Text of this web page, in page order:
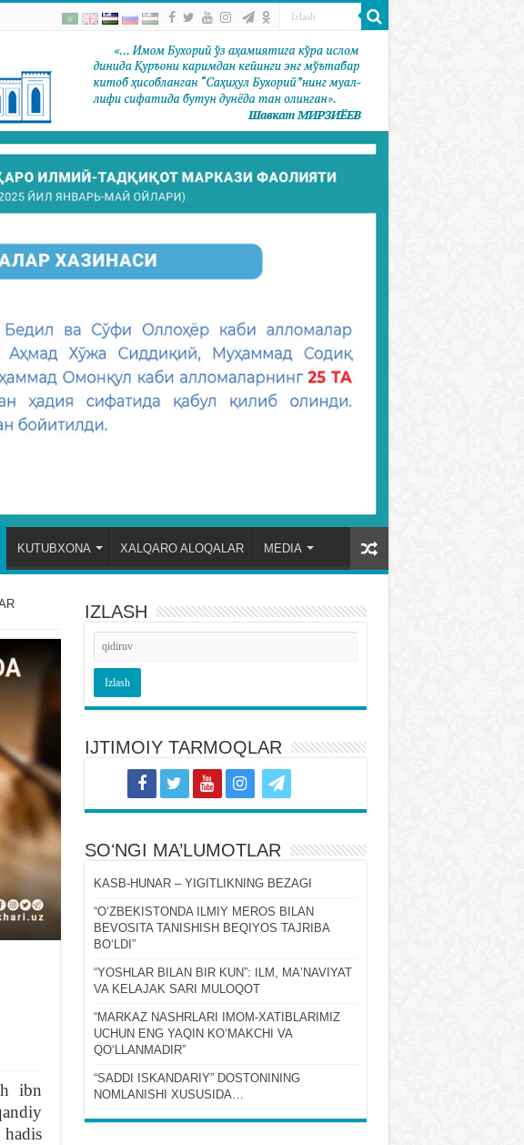
KUTUBXONA XALQARO ALOQALAR MEDIA
ibn
IZLASH
IJTIMOIY TARMOQLAR
SOʻNGI MA’LUMOTLAR
KASB-HUNAR – YIGITLIKNING BEZAGI
“OʻZBEKISTONDA ILMIY MEROS BILAN
BEVOSITA TANISHISH BEQIYOS TAJRIBA
BOʻLDI”
“YOSHLAR BILAN BIR KUN”: ILM, MAʼNAVIYAT
VA KELAJAK SARI MULOQOT
“MARKAZ NASHRLARI IMOM-XATIBLARIMIZ
UCHUN ENG YAQIN KOʻMAKCHI VA
QOʻLLANMADIR”
“SADDI ISKANDARIY” DOSTONINING
NOMLANISHI XUSUSIDA…